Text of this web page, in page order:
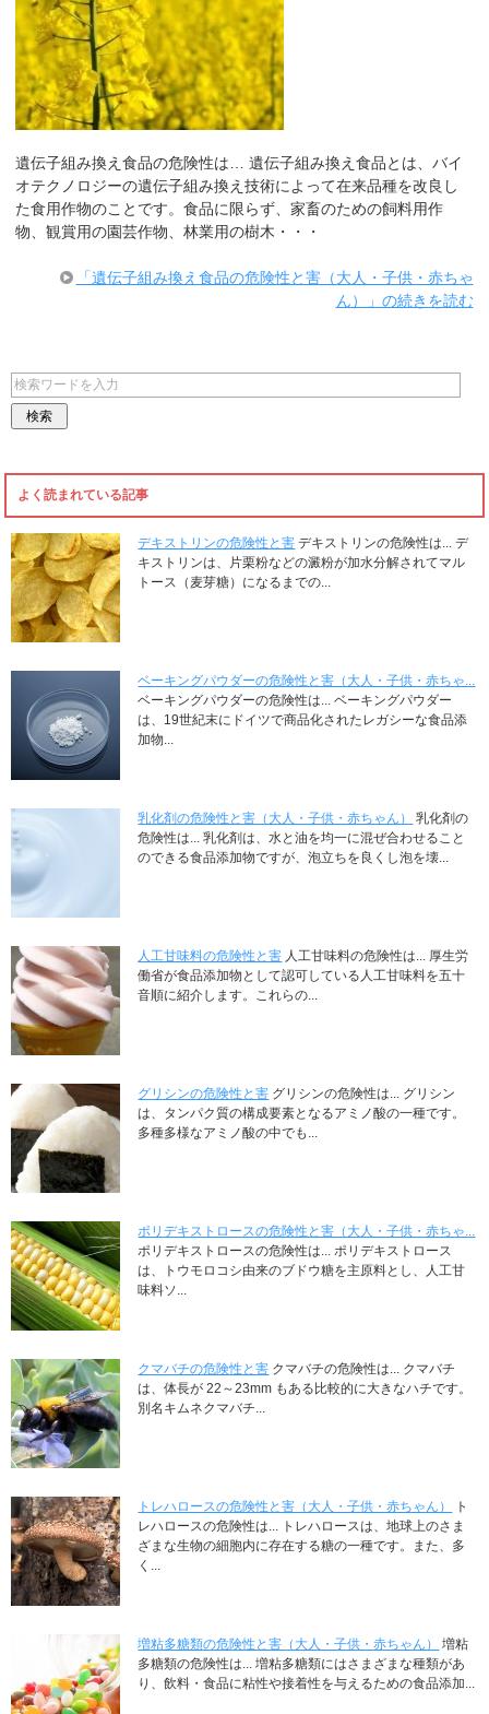
遺伝子組み換え食品の危険性は… 遺伝子組み換え食品とは、バイ
オテクノロジーの遺伝子組み換え技術によって在来品種を改良し
た食用作物のことです。食品に限らず、家畜のための飼料用作
物、観賞用の園芸作物、林業用の樹木・・・
「遺伝子組み換え食品の危険性と害（大人・子供・赤ちゃ
ん）」の続きを読む
よく読まれている記事
デキストリンの危険性と害 デキストリンの危険性は... デ
キストリンは、片栗粉などの澱粉が加水分解されてマル
トース（麦芽糖）になるまでの...
ベーキングパウダーの危険性と害（大人・子供・赤ちゃ...
ベーキングパウダーの危険性は... ベーキングパウダー
は、19世紀末にドイツで商品化されたレガシーな食品添
加物...
乳化剤の危険性と害（大人・子供・赤ちゃん）
乳化剤の
危険性は... 乳化剤は、水と油を均一に混ぜ合わせること
のできる食品添加物ですが、泡立ちを良くし泡を壊...
人工甘味料の危険性と害 人工甘味料の危険性は... 厚生労
働省が食品添加物として認可している人工甘味料を五十
音順に紹介します。これらの...
グリシンの危険性と害 グリシンの危険性は... グリシン
は、タンパク質の構成要素となるアミノ酸の一種です。
多種多様なアミノ酸の中でも...
ポリデキストロースの危険性と害（大人・子供・赤ちゃ...
ポリデキストロースの危険性は... ポリデキストロース
は、トウモロコシ由来のブドウ糖を主原料とし、人工甘
味料ソ...
クマバチの危険性と害 クマバチの危険性は... クマバチ
は、体長が 22～23mm もある比較的に大きなハチです。
別名キムネクマバチ...
トレハロースの危険性と害（大人・子供・赤ちゃん）
ト
レハロースの危険性は... トレハロースは、地球上のさま
ざまな生物の細胞内に存在する糖の一種です。また、多
く...
増粘多糖類の危険性と害（大人・子供・赤ちゃん）
増粘
多糖類の危険性は... 増粘多糖類にはさまざまな種類があ
り、飲料・食品に粘性や接着性を与えるための食品添加...